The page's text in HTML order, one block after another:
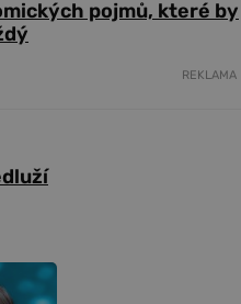
pojmů, které by
REKLAMA